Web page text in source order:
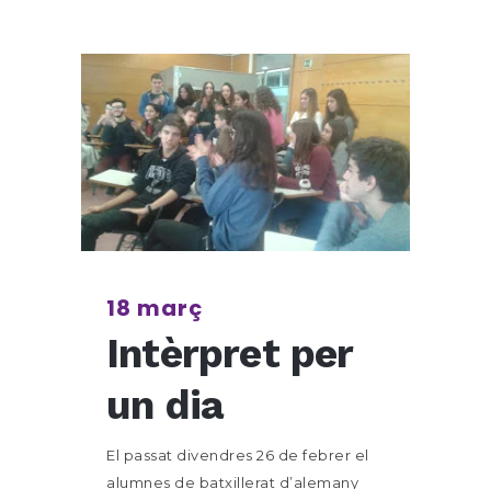
18 març
Intèrpret per
un dia
El passat divendres 26 de febrer el
alumnes de batxillerat d’alemany